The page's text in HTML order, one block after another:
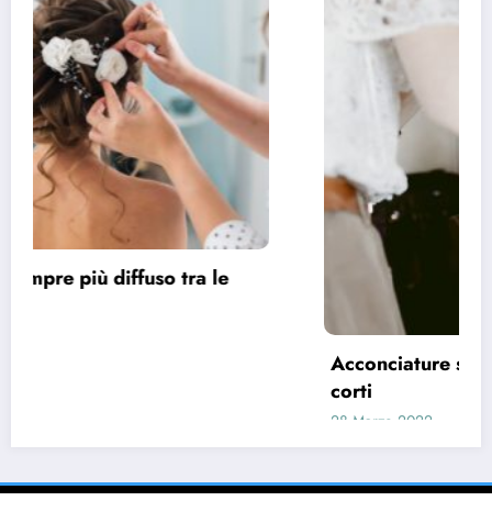
Acconciature sposa 2022, spazio ai capelli